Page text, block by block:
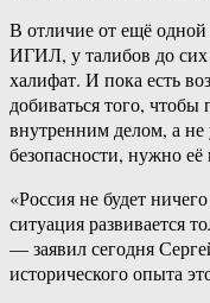
В отличие от ещё
ИГИЛ, у талибов до
халифат. И пока есть
добиваться того, чтобы
внутренним делом, а не
безопасности, нужно её
«Россия не будет
ситуация развивается
— заявил сегодня
исторического опыта